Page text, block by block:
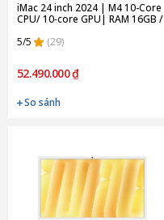
iMac 24 inch 2024 | M4 10-Core
CPU/ 10‑core GPU| RAM 16GB /
5/5
(29)
52.490.000 ₫
So sánh